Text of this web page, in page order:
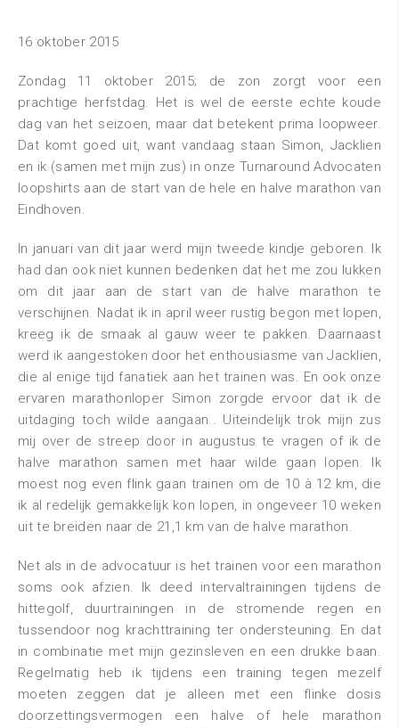
16 oktober 2015
Zondag 11 oktober 2015; de zon zorgt voor een
prachtige herfstdag. Het is wel de eerste echte koude
dag van het seizoen, maar dat betekent prima loopweer.
Dat komt goed uit, want vandaag staan Simon, Jacklien
en ik (samen met mijn zus) in onze Turnaround Advocaten
loopshirts aan de start van de hele en halve marathon van
Eindhoven.
In januari van dit jaar werd mijn tweede kindje geboren. Ik
had dan ook niet kunnen bedenken dat het me zou lukken
om dit jaar aan de start van de halve marathon te
verschijnen. Nadat ik in april weer rustig begon met lopen,
kreeg ik de smaak al gauw weer te pakken. Daarnaast
werd ik aangestoken door het enthousiasme van Jacklien,
die al enige tijd fanatiek aan het trainen was. En ook onze
ervaren marathonloper Simon zorgde ervoor dat ik de
uitdaging toch wilde aangaan.. Uiteindelijk trok mijn zus
mij over de streep door in augustus te vragen of ik de
halve marathon samen met haar wilde gaan lopen. Ik
moest nog even flink gaan trainen om de 10 à 12 km, die
ik al redelijk gemakkelijk kon lopen, in ongeveer 10 weken
uit te breiden naar de 21,1 km van de halve marathon.
Net als in de advocatuur is het trainen voor een marathon
soms ook afzien. Ik deed intervaltrainingen tijdens de
hittegolf, duurtrainingen in de stromende regen en
tussendoor nog krachttraining ter ondersteuning. En dat
in combinatie met mijn gezinsleven en een drukke baan.
Regelmatig heb ik tijdens een training tegen mezelf
moeten zeggen dat je alleen met een flinke dosis
doorzettingsvermogen een halve of hele marathon